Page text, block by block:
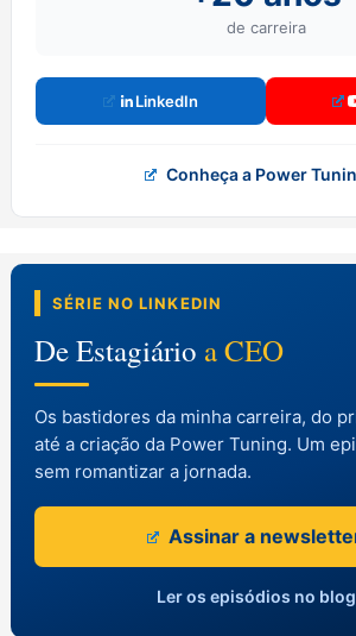
de carreira
LinkedIn
Conheça a Power
SÉRIE NO LINKEDIN
De Estagiário a CEO
Os bastidores da minha carreira, do
até a criação da Power Tuning. Um
sem romantizar a jornada.
Assinar a
Ler os episódios no